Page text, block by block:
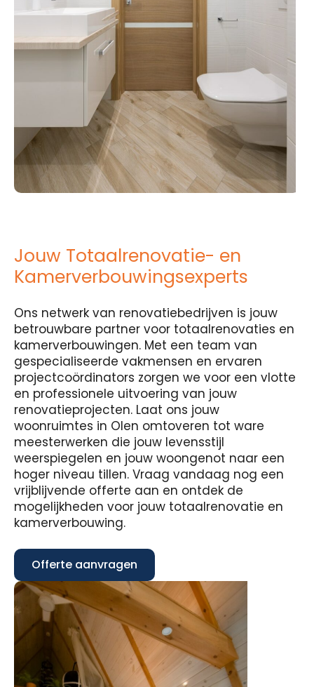
Jouw Totaalrenovatie- en
Kamerverbouwingsexperts
Ons netwerk van renovatiebedrijven is jouw
betrouwbare partner voor totaalrenovaties en
kamerverbouwingen. Met een team van
gespecialiseerde vakmensen en ervaren
projectcoördinators zorgen we voor een vlotte
en professionele uitvoering van jouw
renovatieprojecten. Laat ons jouw
woonruimtes in Olen omtoveren tot ware
meesterwerken die jouw levensstijl
weerspiegelen en jouw woongenot naar een
hoger niveau tillen. Vraag vandaag nog een
vrijblijvende offerte aan en ontdek de
mogelijkheden voor jouw totaalrenovatie en
kamerverbouwing.
Offerte aanvragen